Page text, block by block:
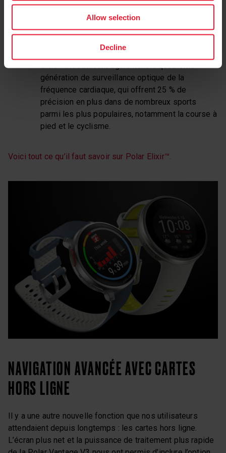
Allow selection
Decline
signaux électriques de leur cœur afin d’obtenir
professionnel grâce au test orthostatique.
Ce n’est pas tout. Polar Vantage V3 et Polar
Elixir™ introduisent également la quatrième
génération de surveillance optique de la
fréquence cardiaque, qui offrent 25 % de
précision en plus dans de nombreux sports
parmi les plus populaires, notamment la course à
pied et le cyclisme.
Voici tout ce qu’il faut savoir sur Polar Elixir™.
NAVIGATION AVANCÉE AVEC CARTES
HORS LIGNE
Il y a une autre nouvelle fonction que nos utilisateurs
attendaient depuis longtemps : les cartes hors ligne.
L’écran plus net et la puissance de traitement plus rapide